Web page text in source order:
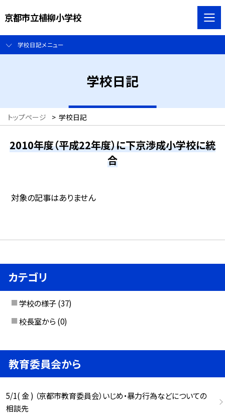
京都市立植柳小学校
学校日記メニュー
学校日記
トップページ > 学校日記
2010年度（平成22年度）に下京渉成小学校に統
合
対象の記事はありません
カテゴリ
学校の様子 (37)
校長室から (0)
教育委員会から
5/1( 金 ) （京都市教育委員会）いじめ・暴力行為などについての
相談先